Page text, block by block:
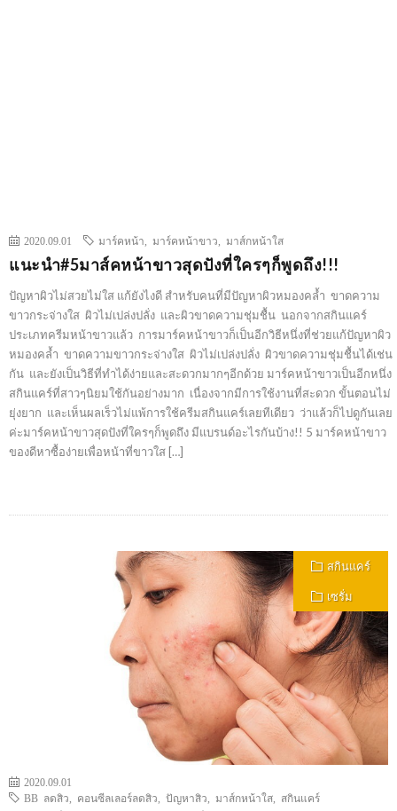
2020.09.01 มาร์คหน้า มาร์คหน้าขาว มาส์กหน้าใส
แนะนำ#5มาส์คหน้าขาวสุดปังที่ใครๆก็พูดถึง!!!
ปัญหาผิวไม่สวยไม่ใส แก้ยังไงดี สำหรับคนที่มีปัญหาผิวหมองคล้ำ ขาดความ
ขาวกระจ่างใส ผิวไม่เปล่งปลั่ง และผิวขาดความชุ่มชื้น นอกจากสกินแคร์
ประเภทครีมหน้าขาวแล้ว การมาร์คหน้าขาวก็เป็นอีกวิธีหนึ่งที่ช่วยแก้ปัญหาผิว
หมองคล้ำ ขาดความขาวกระจ่างใส ผิวไม่เปล่งปลั่ง ผิวขาดความชุ่มชื้นได้เช่น
กัน และยังเป็นวิธีที่ทำได้ง่ายและสะดวกมากๆอีกด้วย มาร์คหน้าขาวเป็นอีกหนึ่ง
สกินแคร์ที่สาวๆนิยมใช้กันอย่างมาก เนื่องจากมีการใช้งานที่สะดวก ขั้นตอนไม่
ยุ่งยาก และเห็นผลเร็วไม่แพ้การใช้ครีมสกินแคร์เลยทีเดียว ว่าแล้วก็ไปดูกันเลย
ค่ะมาร์คหน้าขาวสุดปังที่ใครๆก็พูดถึง มีแบรนด์อะไรกันบ้าง!! 5 มาร์คหน้าขาว
ของดีหาซื้อง่ายเพื่อหน้าที่ขาวใส […]
สกินแคร์
เซรั่ม
2020.09.01
BB ลดสิว
คอนซีลเลอร์ลดสิว ปัญหาสิว มาส์กหน้าใส สกินแคร์